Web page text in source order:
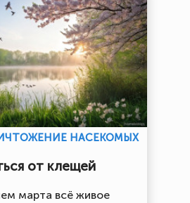
НАСЕКОМЫХ
от клещей
марта всё живое